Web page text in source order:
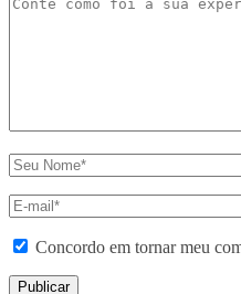
Concordo em tornar meu